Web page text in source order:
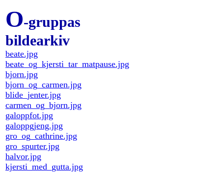
O-gruppas
bildearkiv
beate.jpg
beate_og_kjersti_tar_matpause.jpg
bjorn.jpg
bjorn_og_carmen.jpg
blide_jenter.jpg
carmen_og_bjorn.jpg
galoppfot.jpg
galoppgjeng.jpg
gro_og_cathrine.jpg
gro_spurter.jpg
halvor.jpg
kjersti_med_gutta.jpg